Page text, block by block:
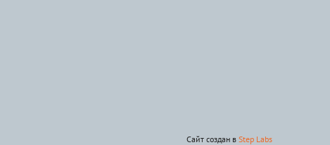
Сайт создан в Step Labs